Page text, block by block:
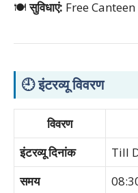
🍽️सुविधाएं: Free
🕘इंटरव्यू विवरण
विवरण
इंटरव्यू दिनांक
Till
समय